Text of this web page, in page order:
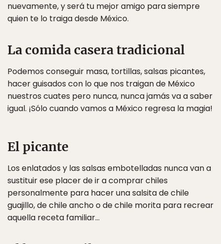
nuevamente, y será tu mejor amigo para siempre
quien te lo traiga desde México.
La comida casera tradicional
Podemos conseguir masa, tortillas, salsas picantes,
hacer guisados con lo que nos traigan de México
nuestros cuates pero nunca, nunca jamás va a saber
igual. ¡Sólo cuando vamos a México regresa la magia!
El picante
Los enlatados y las salsas embotelladas nunca van a
sustituir ese placer de ir a comprar chiles
personalmente para hacer una salsita de chile
guajillo, de chile ancho o de chile morita para recrear
aquella receta familiar…